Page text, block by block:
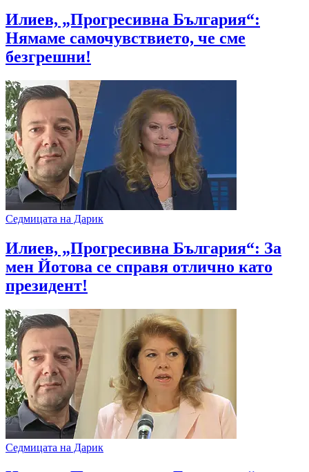
Илиев, „Прогресивна България“:
Нямаме самочувствието, че сме
безгрешни!
Седмицата на Дарик
Илиев, „Прогресивна България“: За
мен Йотова се справя отлично като
президент!
Седмицата на Дарик